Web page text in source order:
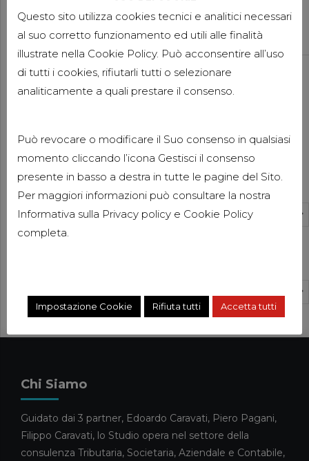
DELLE DICHIARAZIONI SULLE
IMPOSTE INTEGRATIVE
DORA: LA NUOVA NORMATIVA
News
FORBES ITALIA 100
PROFESSIONALS 2026
PRINCIPALI NOVITÀ DEL
VENTESIMO PACCHETTO
13 MAGGIO 2026
Categorie
Select Category
Chi Siamo
Guidato dai 3 partner, Edoardo Caravati, Piero Pagani,
Filippo Caravati, lo Studio opera nel settore della
consulenza Tributaria, Societaria, Aziendale e Contabile,
Questo sito utilizza cookies tecnici e analitici necessari
al suo corretto funzionamento ed utili alle finalità
illustrate nella Cookie Policy. Può acconsentire all’uso
di tutti i cookies, rifiutarli tutti o selezionare
analiticamente a quali prestare il consenso.
Può revocare o modificare il Suo consenso in qualsiasi
momento cliccando l’icona Gestisci il consenso
presente in basso a destra in tutte le pagine del Sito.
Per maggiori informazioni può consultare la nostra
Informativa sulla Privacy policy e Cookie Policy
completa.
Impostazione Cookie Rifiuta tutti Accetta tutti